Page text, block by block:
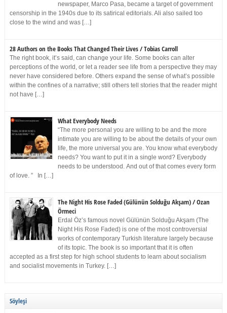
newspaper, Marco Pasa, became a target of government
censorship in the 1940s due to its satirical editorials. Ali also sailed too
close to the wind and was […]
28 Authors on the Books That Changed Their Lives / Tobias Carroll
The right book, it’s said, can change your life. Some books can alter
perceptions of the world, or let a reader see life from a perspective they may
never have considered before. Others expand the sense of what’s possible
within the confines of a narrative; still others tell stories that the reader might
not have […]
What Everybody Needs
“The more personal you are willing to be and the more
intimate you are willing to be about the details of your own
life, the more universal you are. You know what everybody
needs? You want to put it in a single word? Everybody
needs to be understood. And out of that comes every form
of love. ” In […]
The Night His Rose Faded (Gülünün Solduğu Akşam) / Ozan
Örmeci
Erdal Öz’s famous novel Gülünün Solduğu Akşam (The
Night His Rose Faded) is one of the most controversial
works of contemporary Turkish literature largely because
of its topic. The book is so important that it is often
accepted as a first step for high school students to learn about socialism
and socialist movements in Turkey. […]
Söyleşi